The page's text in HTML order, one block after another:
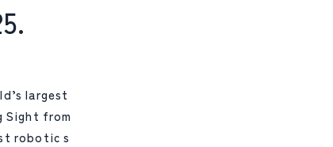
largest
Sight from
robotic s